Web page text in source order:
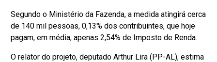
Segundo o Ministério da Fazenda, a medida atingirá cerca
de 140 mil pessoas, 0,13% dos contribuintes, que hoje
pagam, em média, apenas 2,54% de Imposto de Renda.
O relator do projeto, deputado Arthur Lira (PP-AL), estima